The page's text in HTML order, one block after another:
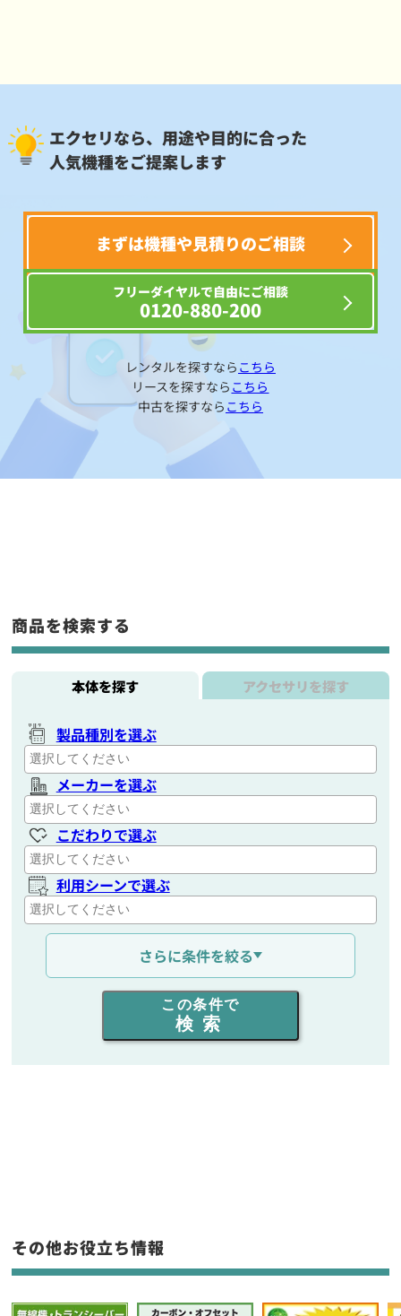
エクセリなら、用途や目的に合った
人気機種をご提案します
まずは機種や見積りのご相談
フリーダイヤルで自由にご相談
0120-880-200
レンタルを探すなら こちら
リースを探すなら こちら
中古を探すなら こちら
商品を検索する
本体を探す アクセサリを探す
製品種別を選ぶ
メーカーを選ぶ
こだわりで選ぶ
利用シーンで選ぶ
通信距離を選ぶ
出力を選ぶ
同時通話人数を選ぶ
フリーワード入力(製品名等)
選択条件をリセット
さらに条件を絞る
この条件で
検索
その他お役立ち情報